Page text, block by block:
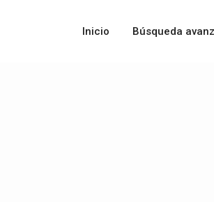
Inicio Búsqueda